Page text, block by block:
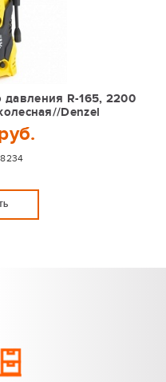
R-165, 2200
Denzel